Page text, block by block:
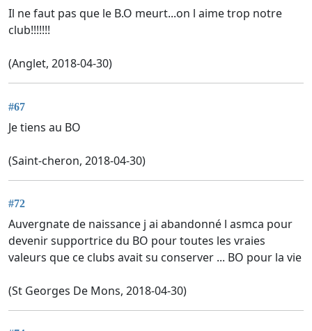
Il ne faut pas que le B.O meurt...on l aime trop notre
club!!!!!!!
(Anglet, 2018-04-30)
#67
Je tiens au BO
(Saint-cheron, 2018-04-30)
#72
Auvergnate de naissance j ai abandonné l asmca pour
devenir supportrice du BO pour toutes les vraies
valeurs que ce clubs avait su conserver ... BO pour la vie
(St Georges De Mons, 2018-04-30)